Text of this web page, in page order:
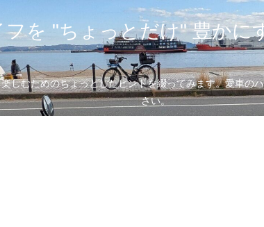
を "ちょっとだけ" 豊かに
しむためのちょっとしたヒントを綴ってみます。愛車
さい。